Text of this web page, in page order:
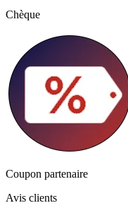
Chèque
Coupon partenaire
Avis clients